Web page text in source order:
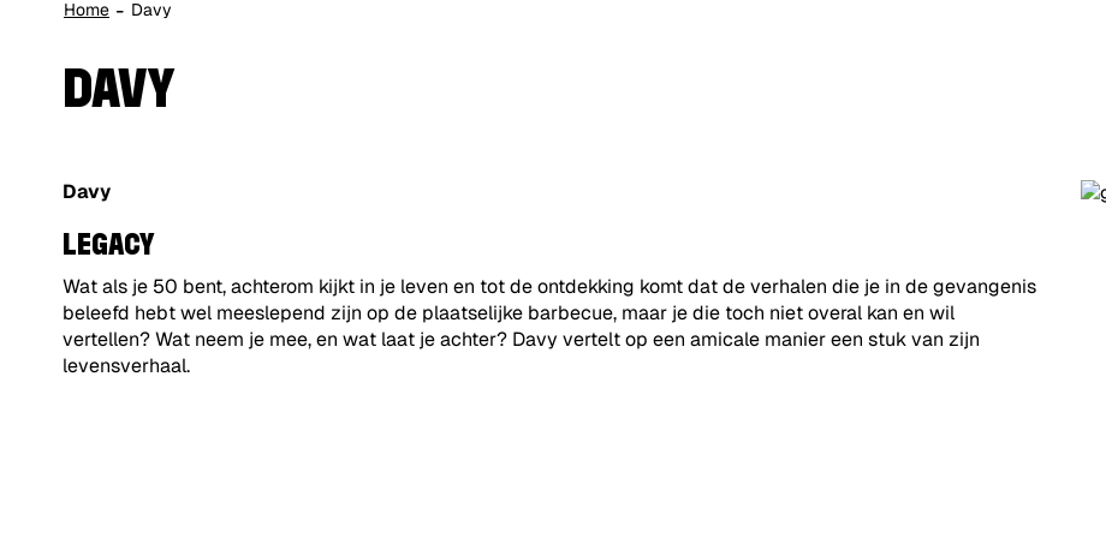
Home Davy
DAVY
Davy
LEGACY
Wat als je 50 bent, achterom kijkt in je leven en tot de ontdekking komt dat de verhalen die je in de gevangenis
beleefd hebt wel meeslepend zijn op de plaatselijke barbecue, maar je die toch niet overal kan en wil
vertellen? Wat neem je mee, en wat laat je achter? Davy vertelt op een amicale manier een stuk van zijn
levensverhaal.